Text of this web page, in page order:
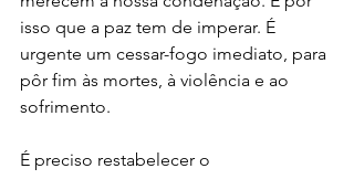
isso que a paz tem de imperar. É
urgente um cessar-fogo imediato, para
pôr fim às mortes, à violência e ao
sofrimento.
É preciso restabelecer o